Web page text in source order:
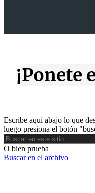
¡Ponete
Escribe aquí abajo lo que
luego presiona el botón
Buscar
O bien prueba
Buscar en el archivo